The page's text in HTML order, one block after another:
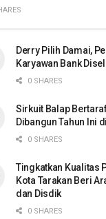
Derry Pilih Damai,
Karyawan Bank
0 SHARES
Sirkuit Balap
Dibangun Tahun Ini
0 SHARES
Tingkatkan Kualitas
Kota Tarakan Beri
dan Disdik
0 SHARES